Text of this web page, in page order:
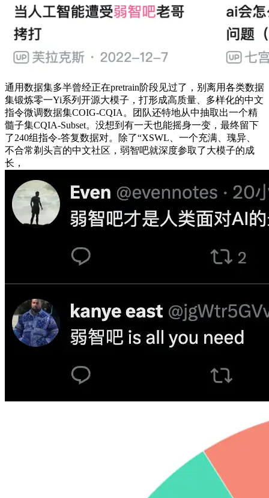
通用数据集多半曾经正在pretrain阶段见过了，别离用各类数据
集锻炼零一Yi系列开源大模子，打形成高质量、多样化的中文
指令微调数据集COIG-CQIA。团队还特地从中抽取出一个精
髓子集CQIA-Subset。没想到有一天也能摇身一变，最终留下
了240组指令-答复数据对。除了“XSWL、一个充满、瑰异、
不合常剃头言的中文社区，弱智吧就深度参取了大模子的成
长，